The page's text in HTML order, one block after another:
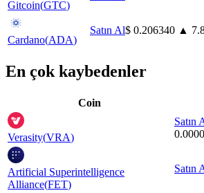
Gitcoin(GTC)
Cardano(ADA)
Satın Al⁦$⁩ 0.206340 ▲
En çok kaybedenler
Coin
Verasity(VRA)
Satın
Artificial Superintelligence
Alliance(FET)
Satın